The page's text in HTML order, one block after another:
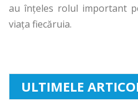
au înţeles rolul important
viaţa fiecăruia.
ULTIMELE